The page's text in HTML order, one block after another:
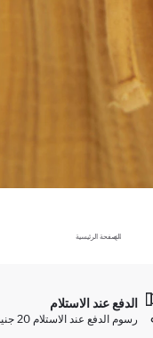
الصفحة الرئيسية
الدفع عند الاستلام
رسوم الدفع عند الاستلام 20 جنيه